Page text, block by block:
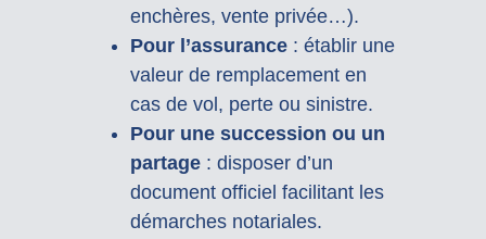
enchères, vente privée…).
Pour l’assurance: établir une
valeur de remplacement en
cas de vol, perte ou sinistre.
Pour une succession ou un
partage: disposer d’un
document officiel facilitant les
démarches notariales.